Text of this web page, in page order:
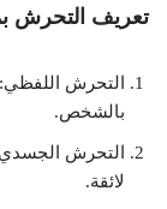
تعريف التحرش
التحرش اللفظي:
بالشخص.
التحرش
لائقة.